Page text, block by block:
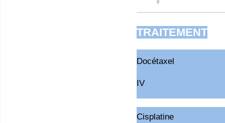
TRAITEMENT
Docétaxel
IV
Cisplatine